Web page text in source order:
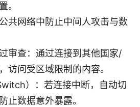
。
共网络中防止中间人攻击与数
审查：通过连接到其他国家/
访问受区域限制的内容。
）：若连接中断，自动切
止数据意外暴露。